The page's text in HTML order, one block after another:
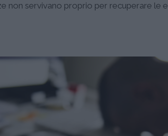
non servivano proprio per recuperare le